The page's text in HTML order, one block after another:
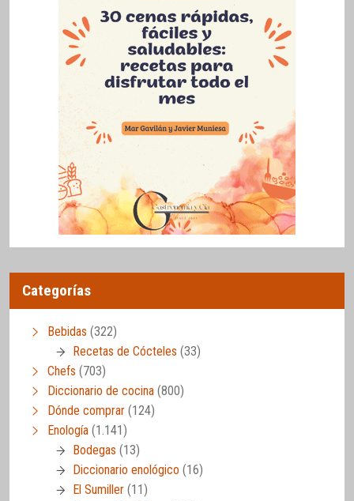
Categorías
Bebidas (322)
Recetas de Cócteles (33)
Chefs (703)
Diccionario de cocina (800)
Dónde comprar (124)
Enología (1.141)
Bodegas (13)
Diccionario enológico (16)
El Sumiller (11)